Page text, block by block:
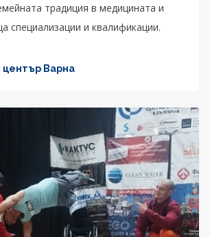
традиция в медицината и
специализации и квалификации.
център Варна